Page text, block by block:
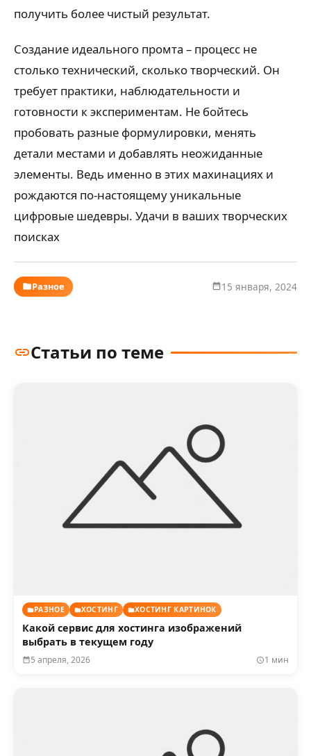
получить более чистый результат.
Создание идеального промта – процесс не
столько технический, сколько творческий. Он
требует практики, наблюдательности и
готовности к экспериментам. Не бойтесь
пробовать разные формулировки, менять
детали местами и добавлять неожиданные
элементы. Ведь именно в этих махинациях и
рождаются по-настоящему уникальные
цифровые шедевры. Удачи в ваших творческих
поисках
Разное 15 января, 2024
Статьи по теме
РАЗНОЕ ХОСТИНГ ХОСТИНГ КАРТИНОК
Какой сервис для хостинга изображений
выбрать в текущем году
5 апреля, 2026 1 мин